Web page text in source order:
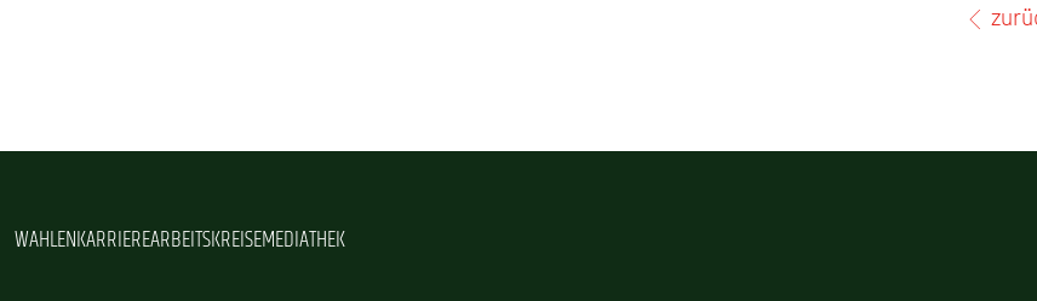
WAHLENKARRIEREARBEITSKREISEMEDIATHEK